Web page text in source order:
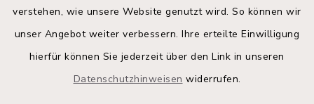
verstehen, wie unsere Website genutzt wird. So können wir
unser Angebot weiter verbessern. Ihre erteilte Einwilligung
hierfür können Sie jederzeit über den Link in unseren
Datenschutzhinweisen widerrufen.
Land Schleswig-Holstein
Kita-Portal